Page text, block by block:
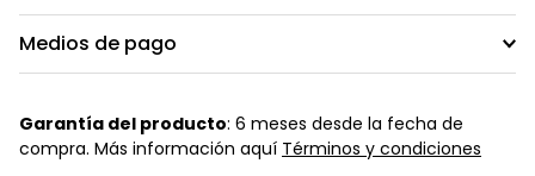
Medios de pago
Garantía del producto: 6 meses desde la fecha de
compra. Más información aquí Términos y condiciones